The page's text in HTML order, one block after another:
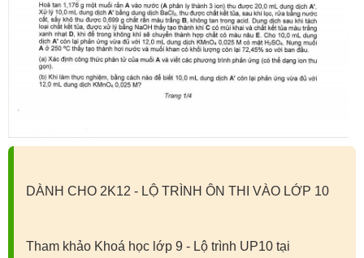
DÀNH CHO 2K12 - LỘ TRÌNH ÔN THI VÀO LỚP 10
Tham khảo Khoá học lớp 9 - Lộ trình UP10 tại